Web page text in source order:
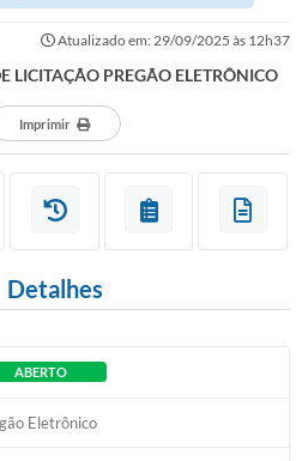
Atualizado em: 29/09/2025 às 12h37
LICITAÇÃO PREGÃO ELETRÔNICO
Imprimir
Detalhes
ABERTO
Eletrônico